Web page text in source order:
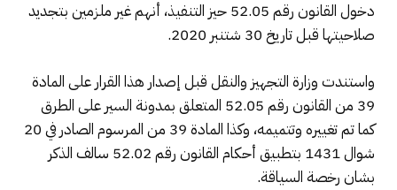
دخول القانون رقم 52.05 حيز التنفيذ، أنهم غير ملزمين بتجديد
صلاحيتها قبل تاريخ 30 شتنبر 2020.
واستندت وزارة التجهيز والنقل قبل إصدار هذا القرار على المادة
39 من القانون رقم 52.05 المتعلق بمدونة السير على الطرق
كما تم تغييره وتتميمه، وكذا المادة 39 من المرسوم الصادر في 20
شوال 1431 بتطبيق أحكام القانون رقم 52.02 سالف الذكر
بشان رخصة السياقة.